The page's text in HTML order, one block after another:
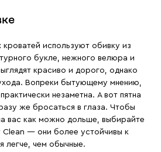
кроватей используют обивку из
букле, нежного велюра и
красиво и дорого, однако
Вопреки бытующему мнению,
незаметна. А вот пятна
же бросаться в глаза. Чтобы
вас как можно дольше, выбирайте
Clean — они более устойчивы к
легче, чем обычные.